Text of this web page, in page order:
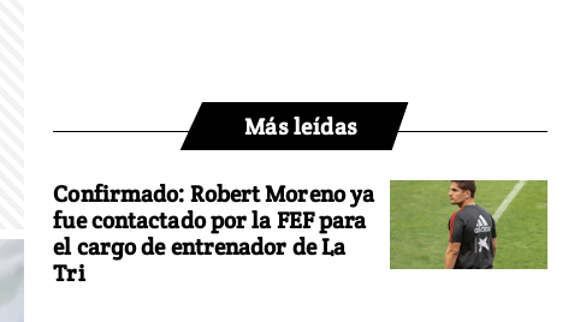
Más leídas
Confirmado: Robert Moreno ya
fue contactado por la FEF para
el cargo de entrenador de La
Tri